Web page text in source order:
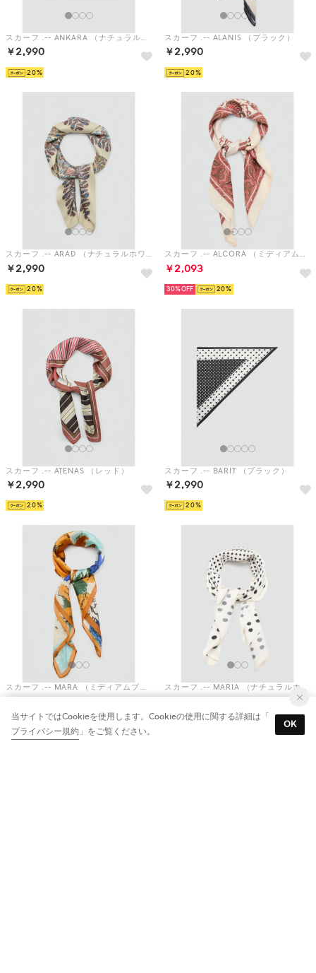
スカーフ .-- ANKARA （ナチュラルホワイト）
￥2,990
20
スカーフ .-- ALANIS （ブラック）
￥2,990
20
スカーフ .-- ARAD （ナチュラルホワイト）
￥2,990
20
スカーフ .-- ALCORA （ミディアムオレンジ）
￥2,093
30% 20
スカーフ .-- ATENAS （レッド）
￥2,990
20
スカーフ .-- BARIT （ブラック）
￥2,990
20
スカーフ .-- MARA （ミディアムブルー）
￥2,990
20
スカーフ .-- MARIA （ナチュラルホワイト）
￥2,990
雑誌掲載
当サイトではCookieを使用します。Cookieの使用に関する詳細は「
プライバシー規約 」をご覧ください。
OK